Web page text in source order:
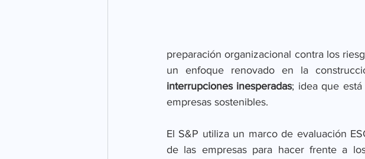
preparación organizacional contra los
un enfoque renovado en la
interrupciones inesperadas; idea que
empresas sostenibles.
El S&P utiliza un marco de evaluación
de las empresas para hacer frente a